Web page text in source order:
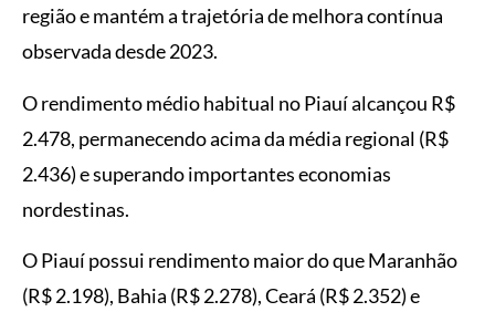
região e mantém a trajetória de melhora contínua
observada desde 2023.
O rendimento médio habitual no Piauí alcançou R$
2.478, permanecendo acima da média regional (R$
2.436) e superando importantes economias
nordestinas.
O Piauí possui rendimento maior do que Maranhão
(R$ 2.198), Bahia (R$ 2.278), Ceará (R$ 2.352) e